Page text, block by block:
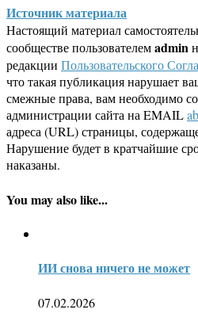
Источник материала
Настоящий материал
сообществе пользователемadmin
редакции Пользовательского
что такая публикация нарушает
смежные права, вам необходимо
администрации сайта на EMAIL
адреса (URL) страницы,
Нарушение будет в кратчайшие
наказаны.
You may also like...
ИИ снова ничего не может
07.02.2026